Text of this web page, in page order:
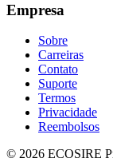
Empresa
Sobre
Carreiras
Contato
Suporte
Termos
Privacidade
Reembolsos
© 2026 ECOSIRE